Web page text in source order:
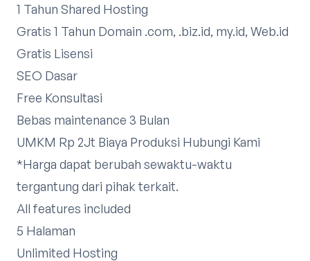
1 Tahun Shared Hosting
Gratis 1 Tahun Domain .com, .biz.id, my.id, Web.id
Gratis Lisensi
SEO Dasar
Free Konsultasi
Bebas maintenance 3 Bulan
UMKM Rp 2Jt Biaya Produksi Hubungi Kami
*Harga dapat berubah sewaktu-waktu
tergantung dari pihak terkait.​
All features included
5 Halaman
Unlimited Hosting